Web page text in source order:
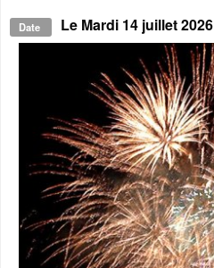
Date Le Mardi 14 juillet 2026